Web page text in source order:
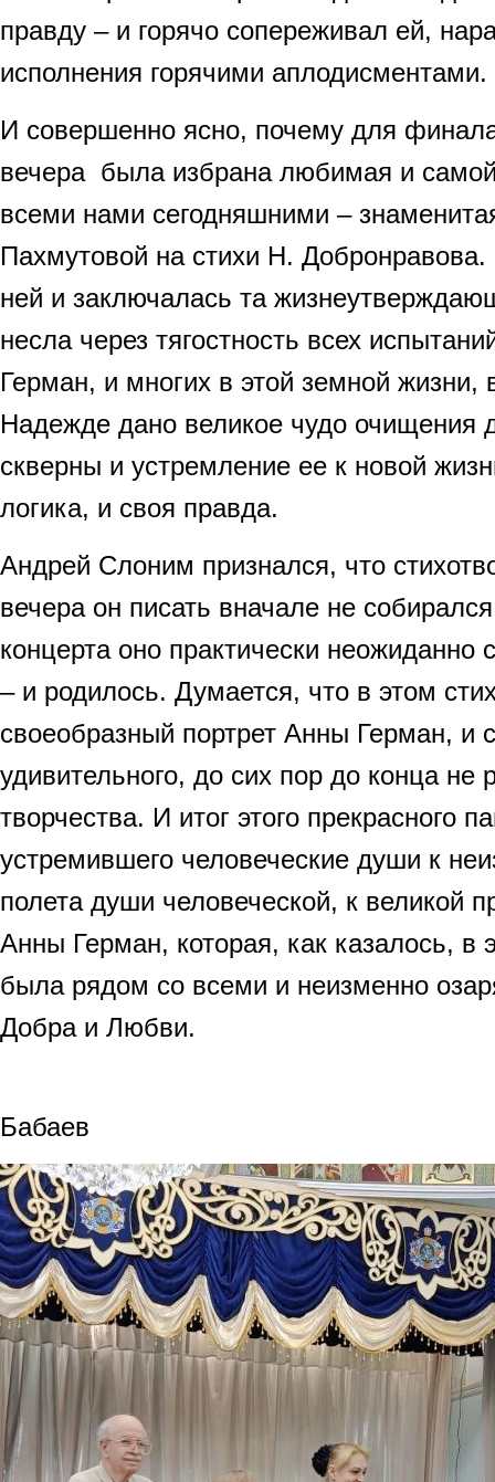
правду – и горячо сопереживал ей,
исполнения горячими аплодисментами.
И совершенно ясно, почему для финала
вечера была избрана любимая и
всеми нами сегодняшними –
Пахмутовой на стихи Н.
ней и заключалась та
несла через тягостность всех
Герман, и многих в этой земной жизни,
Надежде дано великое чудо очищения
скверны и устремление ее к новой
логика, и своя правда.
Андрей Слоним признался, что
вечера он писать вначале не
концерта оно практически неожиданно
– и родилось. Думается, что в этом
своеобразный портрет Анны Герман, и
удивительного, до сих пор до конца не
творчества. И итог этого прекрасного
устремившего человеческие души к
полета души человеческой, к великой
Анны Герман, которая, как казалось, в
была рядом со всеми и неизменно
Добра и Любви.
Бабаев